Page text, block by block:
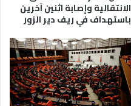
الانتقالية وإصابة اثنين آخرين
باستهداف في ريف دير الزور